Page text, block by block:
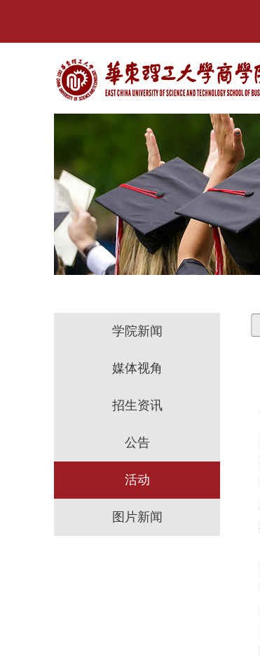
学院新闻
媒体视角
招生资讯
公告
活动
图片新闻